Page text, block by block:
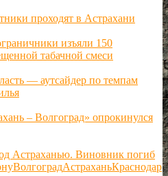
проходят в Астрахани
изъяли 150
табачной смеси
— аутсайдер по темпам
– Волгоград» опрокинулся
Астраханью. Виновник погиб
ВолгоградАстраханьКраснодар